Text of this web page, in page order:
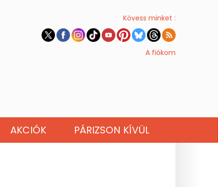
Kövess minket :
A fiókom
AKCIÓK PÁRIZSON KÍVÜL